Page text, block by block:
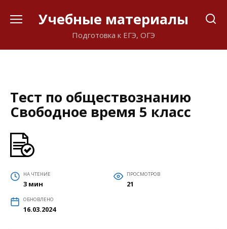
Учебные материалы
Подготовка к ЕГЭ, ОГЭ
Тест по обществознанию
Свободное время 5 класс
НА ЧТЕНИЕ
3 мин
ПРОСМОТРОВ
21
ОБНОВЛЕНО
16.03.2024